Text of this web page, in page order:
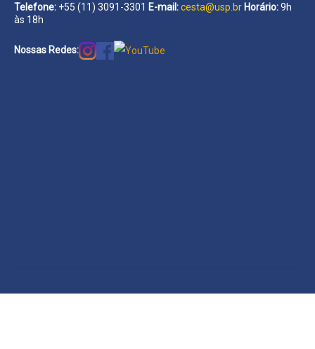
Telefone: +55 (11) 3091-3301 E-mail:cesta@usp.br Horário:9h
às 18h
Nossas Redes: